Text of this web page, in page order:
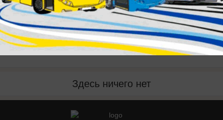
Публикации на тему: Воронеж:
известный и неизвестный
Здесь ничего нет